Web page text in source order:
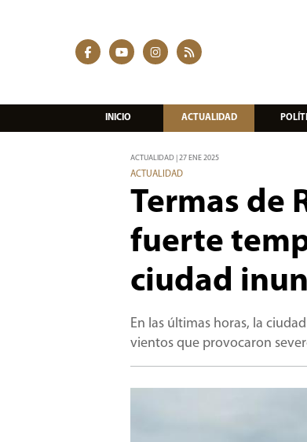
INICIO ACTUALIDAD
ACTUALIDAD | 27 ENE 2025
ACTUALIDAD
Termas de
fuerte
ciudad
En las últimas horas, la
vientos que provocaron